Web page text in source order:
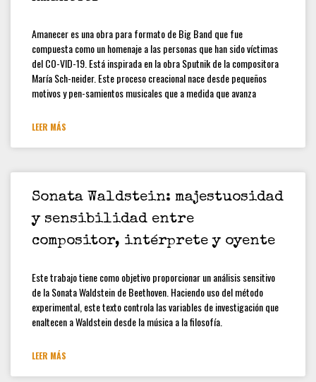
Convocatoria abierta, colección
estudiantes y docentes
Hamilton Rodríguez
Amanecer es una obra para formato de Big Band que fue
compuesta como un homenaje a las personas que han sido víctimas
del CO-VID-19. Está inspirada en la obra Sputnik de la compositora
María Sch-neider. Este proceso creacional nace desde pequeños
motivos y pen-samientos musicales que a medida que avanza
LEER MÁS
Sonata Waldstein: majestuosidad
y sensibilidad entre
compositor, intérprete y oyente
Este trabajo tiene como objetivo proporcionar un análisis sensitivo
de la Sonata Waldstein de Beethoven. Haciendo uso del método
experimental, este texto controla las variables de investigación que
enaltecen a Waldstein desde la música a la filosofía.
LEER MÁS